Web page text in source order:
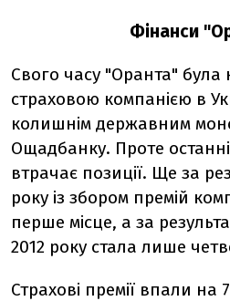
Фінанси
Свого часу "Оранта"
страховою компанією в
колишнім державним
Ощадбанку. Проте
втрачає позиції. Ще за
року із збором премій
перше місце, а за
2012 року стала лише
Страхові премії впали на